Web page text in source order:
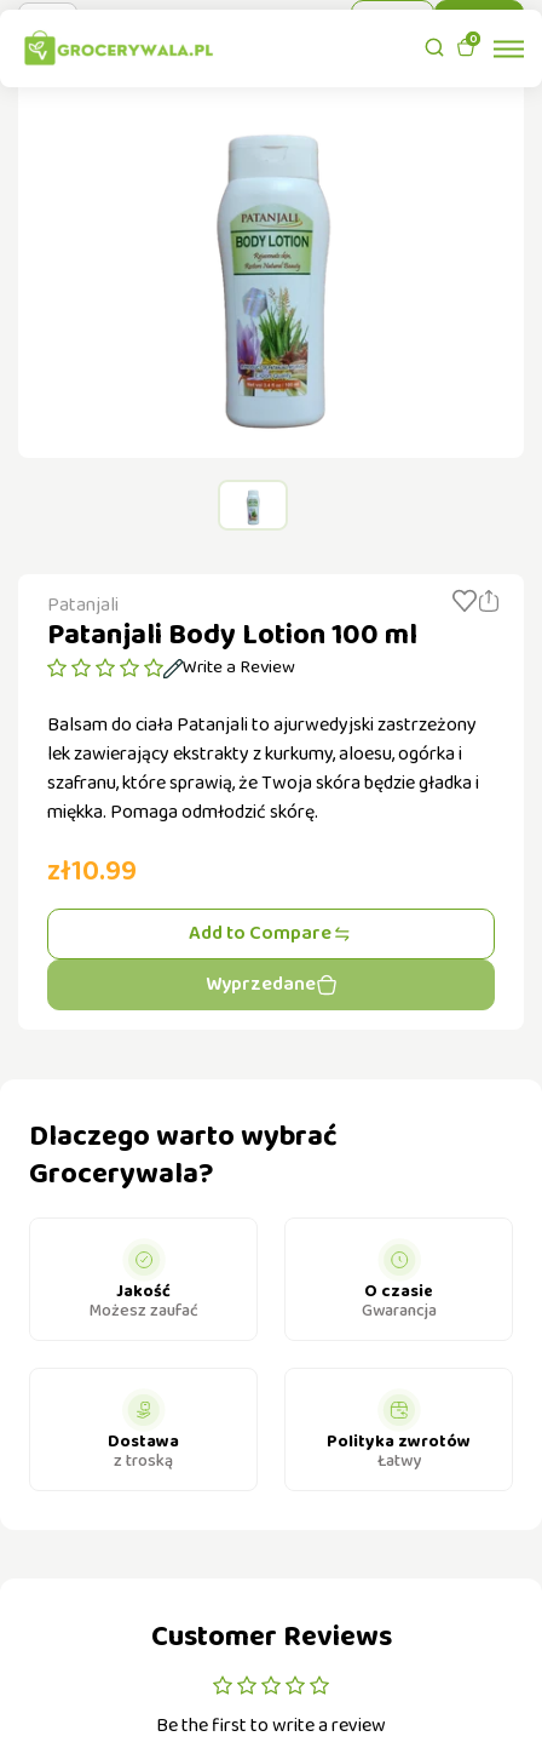
0
Patanjali
Patanjali Body Lotion 100 ml
Write a Review
Balsam do ciała Patanjali to ajurwedyjski zastrzeżony
lek zawierający ekstrakty z kurkumy, aloesu, ogórka i
szafranu, które sprawią, że Twoja skóra będzie gładka i
miękka. Pomaga odmłodzić skórę.
zł10.99
Add to Compare
Wyprzedane
Dlaczego warto wybrać
Grocerywala?
Jakość
Możesz zaufać
O czasie
Gwarancja
Dostawa
z troską
Polityka zwrotów
Łatwy
Customer Reviews
Be the first to write a review